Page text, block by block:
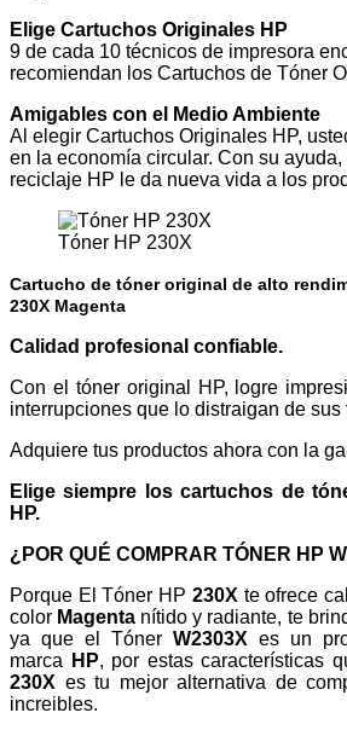
Elige Cartuchos Originales HP
9 de cada 10 técnicos de impresora
recomiendan los Cartuchos de Tóner
Amigables con el Medio Ambiente
Al elegir Cartuchos Originales HP,
en la economía circular. Con su
reciclaje HP le da nueva vida a los
Tóner HP 230X
Cartucho de tóner original de alto
230X Magenta
Calidad profesional confiable.
Con el tóner original HP, logre
interrupciones que lo distraigan de sus
Adquiere tus productos ahora con la
Elige siempre los cartuchos de
HP.
¿POR QUÉ COMPRAR TÓNER HP
Porque El Tóner HP 230X te ofrece
color Magenta nítido y radiante, te
ya que el Tóner W2303X es un
marca
HP, por estas características
230X es tu mejor alternativa de
increibles.